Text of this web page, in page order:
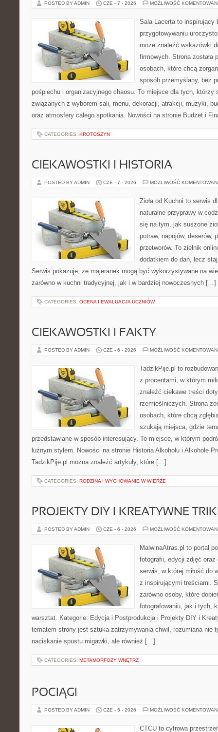
POSTED BY ADMIN CZE - 7 - 2026 MOŻLIWOŚĆ
Sala Lacerta to inspirujący
przygotowywaniu
może znaleźć wskazówki
firmowych. Strona została
osobach, które chcą
sposób przemyślany, bez
pośpiechu i organizacyjnego chaosu. To miejsce dla tych, którzy
związanych z wyborem sali, menu, dekoracji, atrakcji, muzyki,
oraz atmosfery całego spotkania. Nowości na stronie Budżet i
CATEGORIES: KROTOSZYN
CIEKAWOSTKI I HISTORIA
POSTED BY ADMIN CZE - 7 - 2026 MOŻLIWOŚĆ
Zioła od Kuchni to serwis
naturalne przyprawy w
się na tym, jak suszone
potraw, napojów, deserów,
przetworów. To zielnik
dodatkiem do dań, lecz
Serwis pokazuje, że majeranek mogą być wykorzystywane na
zarówno w kuchni tradycyjnej, jak i w bardziej nowoczesnych […]
CATEGORIES: OCENA I EWALUACJA UCZNIÓW
CIEKAWOSTKI I FAKTY
POSTED BY ADMIN CZE - 6 - 2026 MOŻLIWOŚĆ
TadzikPije.pl to
z procentami, w którym
znaleźć ciekawe treści
rzemieślniczych. Strona
osobach, które chcą
szukają miejsca, gdzie
przedstawiane w sposób interesujący. To miejsce, w którym
luźnym stylem. Nowości na stronie Historia Alkoholu i Alkohole
TadzikPije.pl można znaleźć artykuły, które […]
CATEGORIES: RODZINA I WYCHOWANIE W WIERZE
PROJEKTY DIY I KREATYWNE
POSTED BY ADMIN CZE - 6 - 2026 MOŻLIWOŚĆ
MalwinaAtras.pl to portal
fotografii, edycji zdjęć oraz
serwis, w której miłość do
z inspirującymi treściami.
zarówno osoby, które
fotografowaniu, jak i tych,
warsztat. Kategorie: Edycja i Postprodukcja i Projekty DIY i
tematem strony jest sztuka zatrzymywania chwil, rozumiana nie
naciskanie spustu migawki, ale również […]
CATEGORIES: METAMORFOZY WNĘTRZ
POCIĄGI
POSTED BY ADMIN CZE - 5 - 2026 MOŻLIWOŚĆ
CTCU to cyfrowa